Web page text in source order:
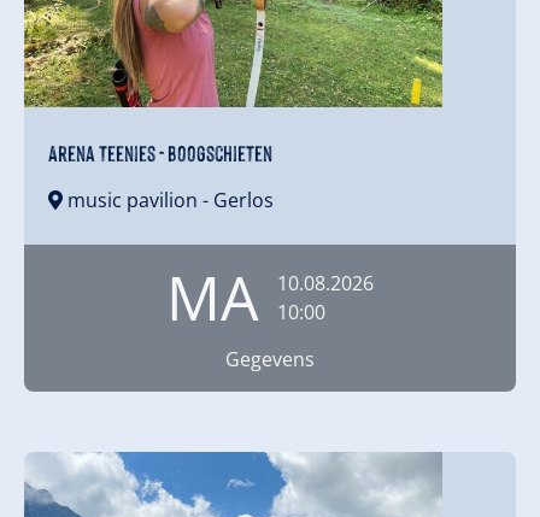
Arena Teenies - Boogschieten
music pavilion - Gerlos
MA
10.08.2026
10:00
Gegevens